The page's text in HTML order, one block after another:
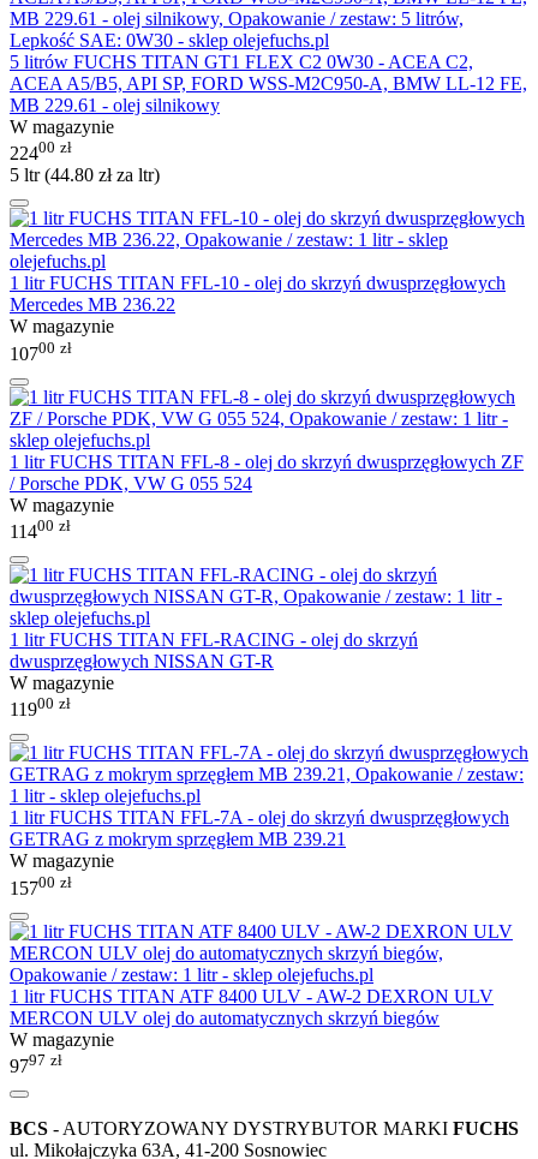
5 litrów FUCHS TITAN GT1 FLEX C2 0W30 - ACEA C2,
ACEA A5/B5, API SP, FORD WSS-M2C950-A, BMW LL-12 FE,
MB 229.61 - olej silnikowy
W magazynie
22400 zł
5 ltr (44.80 złza ltr)
1 litr FUCHS TITAN FFL-10 - olej do skrzyń dwusprzęgłowych
Mercedes MB 236.22
W magazynie
10700 zł
1 litr FUCHS TITAN FFL-8 - olej do skrzyń dwusprzęgłowych ZF
/ Porsche PDK, VW G 055 524
W magazynie
11400 zł
1 litr FUCHS TITAN FFL-RACING - olej do skrzyń
dwusprzęgłowych NISSAN GT-R
W magazynie
11900 zł
1 litr FUCHS TITAN FFL-7A - olej do skrzyń dwusprzęgłowych
GETRAG z mokrym sprzęgłem MB 239.21
W magazynie
15700 zł
1 litr FUCHS TITAN ATF 8400 ULV - AW-2 DEXRON ULV
MERCON ULV olej do automatycznych skrzyń biegów
W magazynie
9797 zł
BCS - AUTORYZOWANY DYSTRYBUTOR MARKI FUCHS
ul. Mikołajczyka 63A, 41-200 Sosnowiec